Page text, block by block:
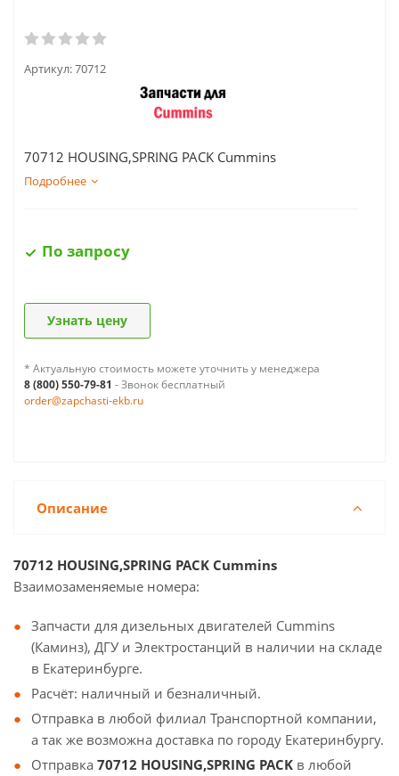
Артикул:70712
70712 HOUSING,SPRING PACK Cummins
Подробнее
По запросу
Узнать цену
* Актуальную стоимость можете уточнить у менеджера
8 (800) 550-79-81 - Звонок бесплатный
order@zapchasti-ekb.ru
Описание
70712 HOUSING,SPRING PACK Cummins
Взаимозаменяемые номера:
Запчасти для дизельных двигателей Cummins
(Каминз), ДГУ и Электростанций в наличии на складе
в Екатеринбурге.
Расчёт: наличный и безналичный.
Отправка в любой филиал Транспортной компании,
а так же возможна доставка по городу Екатеринбургу.
Отправка 70712 HOUSING,SPRING PACK в любой